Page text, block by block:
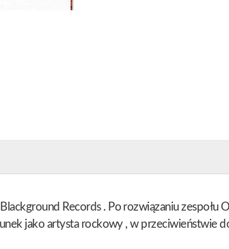
Records . Po rozwiązaniu zespołu
jako artysta rockowy , w przeciwieństwie